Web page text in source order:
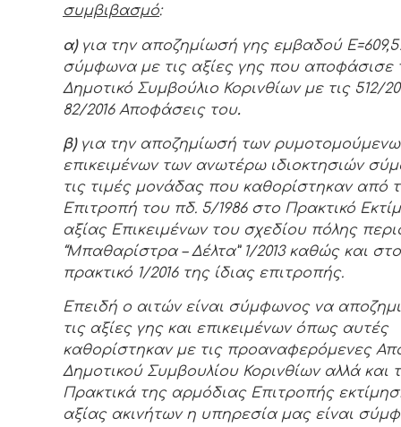
συμβιβασμό:
α)για την αποζημίωσή γης εμβαδού
σύμφωνα με τις αξίες γης που αποφάσισε
Δημοτικό Συμβούλιο Κορινθίων με τις 512/
82/2016 Αποφάσεις του.
β)για την αποζημίωσή των
επικειμένων των ανωτέρω ιδιοκτησιών
τις τιμές μονάδας που καθορίστηκαν από
Επιτροπή του πδ. 5/1986 στο Πρακτικό
αξίας Επικειμένων του σχεδίου πόλης
“Μπαθαρίστρα – Δέλτα” 1/2013 καθώς και στο
πρακτικό 1/2016 της ίδιας επιτροπής.
Επειδή ο αιτών είναι σύμφωνος να
τις αξίες γης και επικειμένων όπως αυτές
καθορίστηκαν με τις προαναφερόμενες
Δημοτικού Συμβουλίου Κορινθίων αλλά και
Πρακτικά της αρμόδιας Επιτροπής
αξίας ακινήτων η υπηρεσία μας είναι